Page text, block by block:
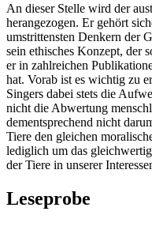
An dieser Stelle wird der
herangezogen. Er gehört
umstrittensten Denkern der
sein ethisches Konzept, der
er in zahlreichen
hat. Vorab ist es wichtig zu
Singers dabei stets die
nicht die Abwertung
dementsprechend nicht
Tiere den gleichen
lediglich um das
der Tiere in unserer
Leseprobe